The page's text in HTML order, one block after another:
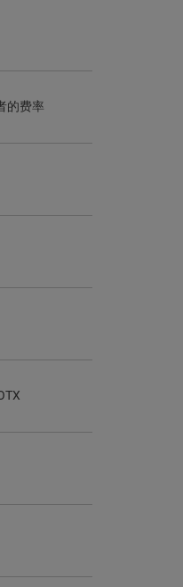
的费率